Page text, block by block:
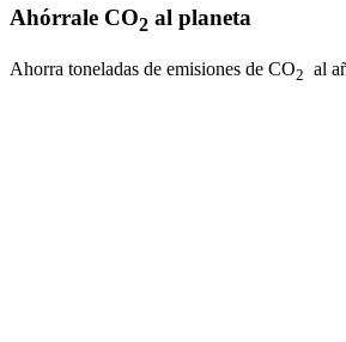
Ahórrale CO2 al planeta
Ahorra toneladas de emisiones de CO2 al